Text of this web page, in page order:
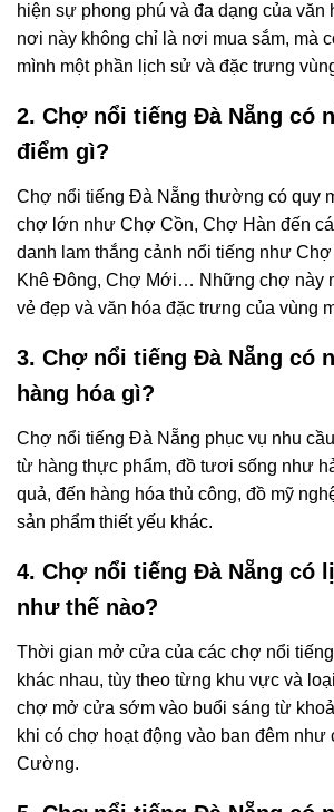
hiện sự phong phú và đa dạng của văn
nơi này không chỉ là nơi mua sắm, mà
mình một phần lịch sử và đặc trưng
2. Chợ nổi tiếng Đà Nẵng có
điểm gì?
Chợ nổi tiếng Đà Nẵng thường có quy
chợ lớn như Chợ Cồn, Chợ Hàn đến
danh lam thắng cảnh nổi tiếng như
Khê Đông, Chợ Mới… Những chợ này
vẻ đẹp và văn hóa đặc trưng của vùng
3. Chợ nổi tiếng Đà Nẵng có
hàng hóa gì?
Chợ nổi tiếng Đà Nẵng phục vụ nhu
từ hàng thực phẩm, đồ tươi sống như
quả, đến hàng hóa thủ công, đồ mỹ
sản phẩm thiết yếu khác.
4. Chợ nổi tiếng Đà Nẵng có
như thế nào?
Thời gian mở cửa của các chợ nổi
khác nhau, tùy theo từng khu vực và
chợ mở cửa sớm vào buổi sáng từ
khi có chợ hoạt động vào ban đêm như
Cường.